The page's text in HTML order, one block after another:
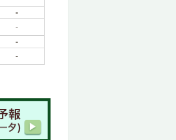
-
-
-
-